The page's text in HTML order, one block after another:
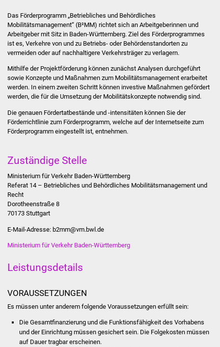
Kontakt
Veröffentlichungen
Ortsrecht
FNP / Bebauungspläne
Wahlen
Ortsentwicklung
Presse
Das Förderprogramm „Betriebliches und Behördliches
Mobilitätsmanagement“ (B²MM) richtet sich an Arbeitgeberinnen und
Arbeitgeber mit Sitz in Baden-Württemberg. Ziel des Förderprogrammes
ist es, Verkehre von und zu Betriebs- oder Behördenstandorten zu
vermeiden oder auf nachhaltigere Verkehrsträger zu verlagern.
Mithilfe der Projektförderung können zunächst Analysen durchgeführt
sowie Konzepte und Maßnahmen zum Mobilitätsmanagement erarbeitet
werden. In einem zweiten Schritt können investive Maßnahmen gefördert
werden, die für die Umsetzung der Mobilitätskonzepte notwendig sind.
Die genauen Fördertatbestände und -intensitäten können Sie der
Förderrichtlinie zum Förderprogramm, welche auf der Internetseite zum
Förderprogramm eingestellt ist, entnehmen.
Zuständige Stelle
Ministerium für Verkehr Baden-Württemberg
Referat 14 – Betriebliches und Behördliches Mobilitätsmanagement und
Recht
Dorotheenstraße 8
70173 Stuttgart
E-Mail-Adresse: b2mm@vm.bwl.de
Ministerium für Verkehr Baden-Württemberg
Leistungsdetails
VORAUSSETZUNGEN
Es müssen unter anderem folgende Voraussetzungen erfüllt sein:
Die Gesamtfinanzierung und die Funktionsfähigkeit des Vorhabens
und der Einrichtung müssen gesichert sein. Die Folgekosten müssen
auf Dauer tragbar erscheinen.